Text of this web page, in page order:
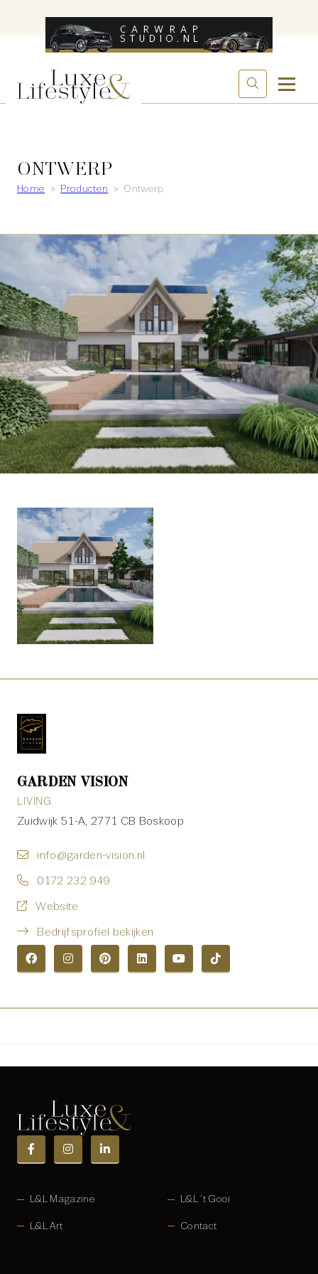
ONTWERP
Home » Producten » Ontwerp
GARDEN VISION
LIVING
Zuidwijk 51-A, 2771 CB Boskoop
info@garden-vision.nl
0172 232 949
Website
Bedrijfsprofiel bekijken
L&L Magazine L&L ’t Gooi
L&L Art Contact